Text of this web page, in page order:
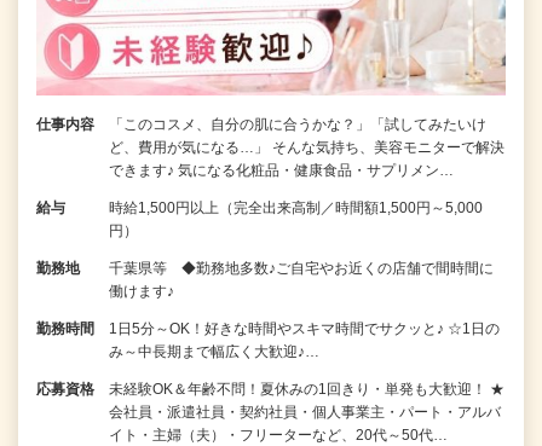
仕事内容
「このコスメ、自分の肌に合うかな？」「試してみたいけ
ど、費用が気になる…」 そんな気持ち、美容モニターで解決
できます♪ 気になる化粧品・健康食品・サプリメン…
給与
時給1,500円以上（完全出来高制／時間額1,500円～5,000
円）
勤務地
千葉県等 ◆勤務地多数♪ご自宅やお近くの店舗で間時間に
働けます♪
勤務時間
1日5分～OK！好きな時間やスキマ時間でサクッと♪ ☆1日の
み～中長期まで幅広く大歓迎♪…
応募資格
未経験OK＆年齢不問！夏休みの1回きり・単発も大歓迎！ ★
会社員・派遣社員・契約社員・個人事業主・パート・アルバ
イト・主婦（夫）・フリーターなど、20代～50代…